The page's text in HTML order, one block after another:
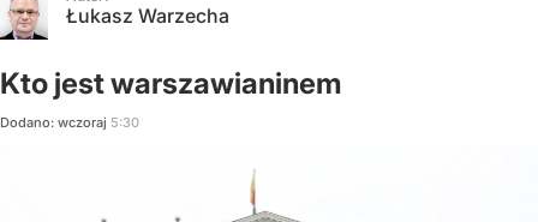
Łukasz Warzecha
Kto jest warszawianinem
Dodano: wczoraj 5:30